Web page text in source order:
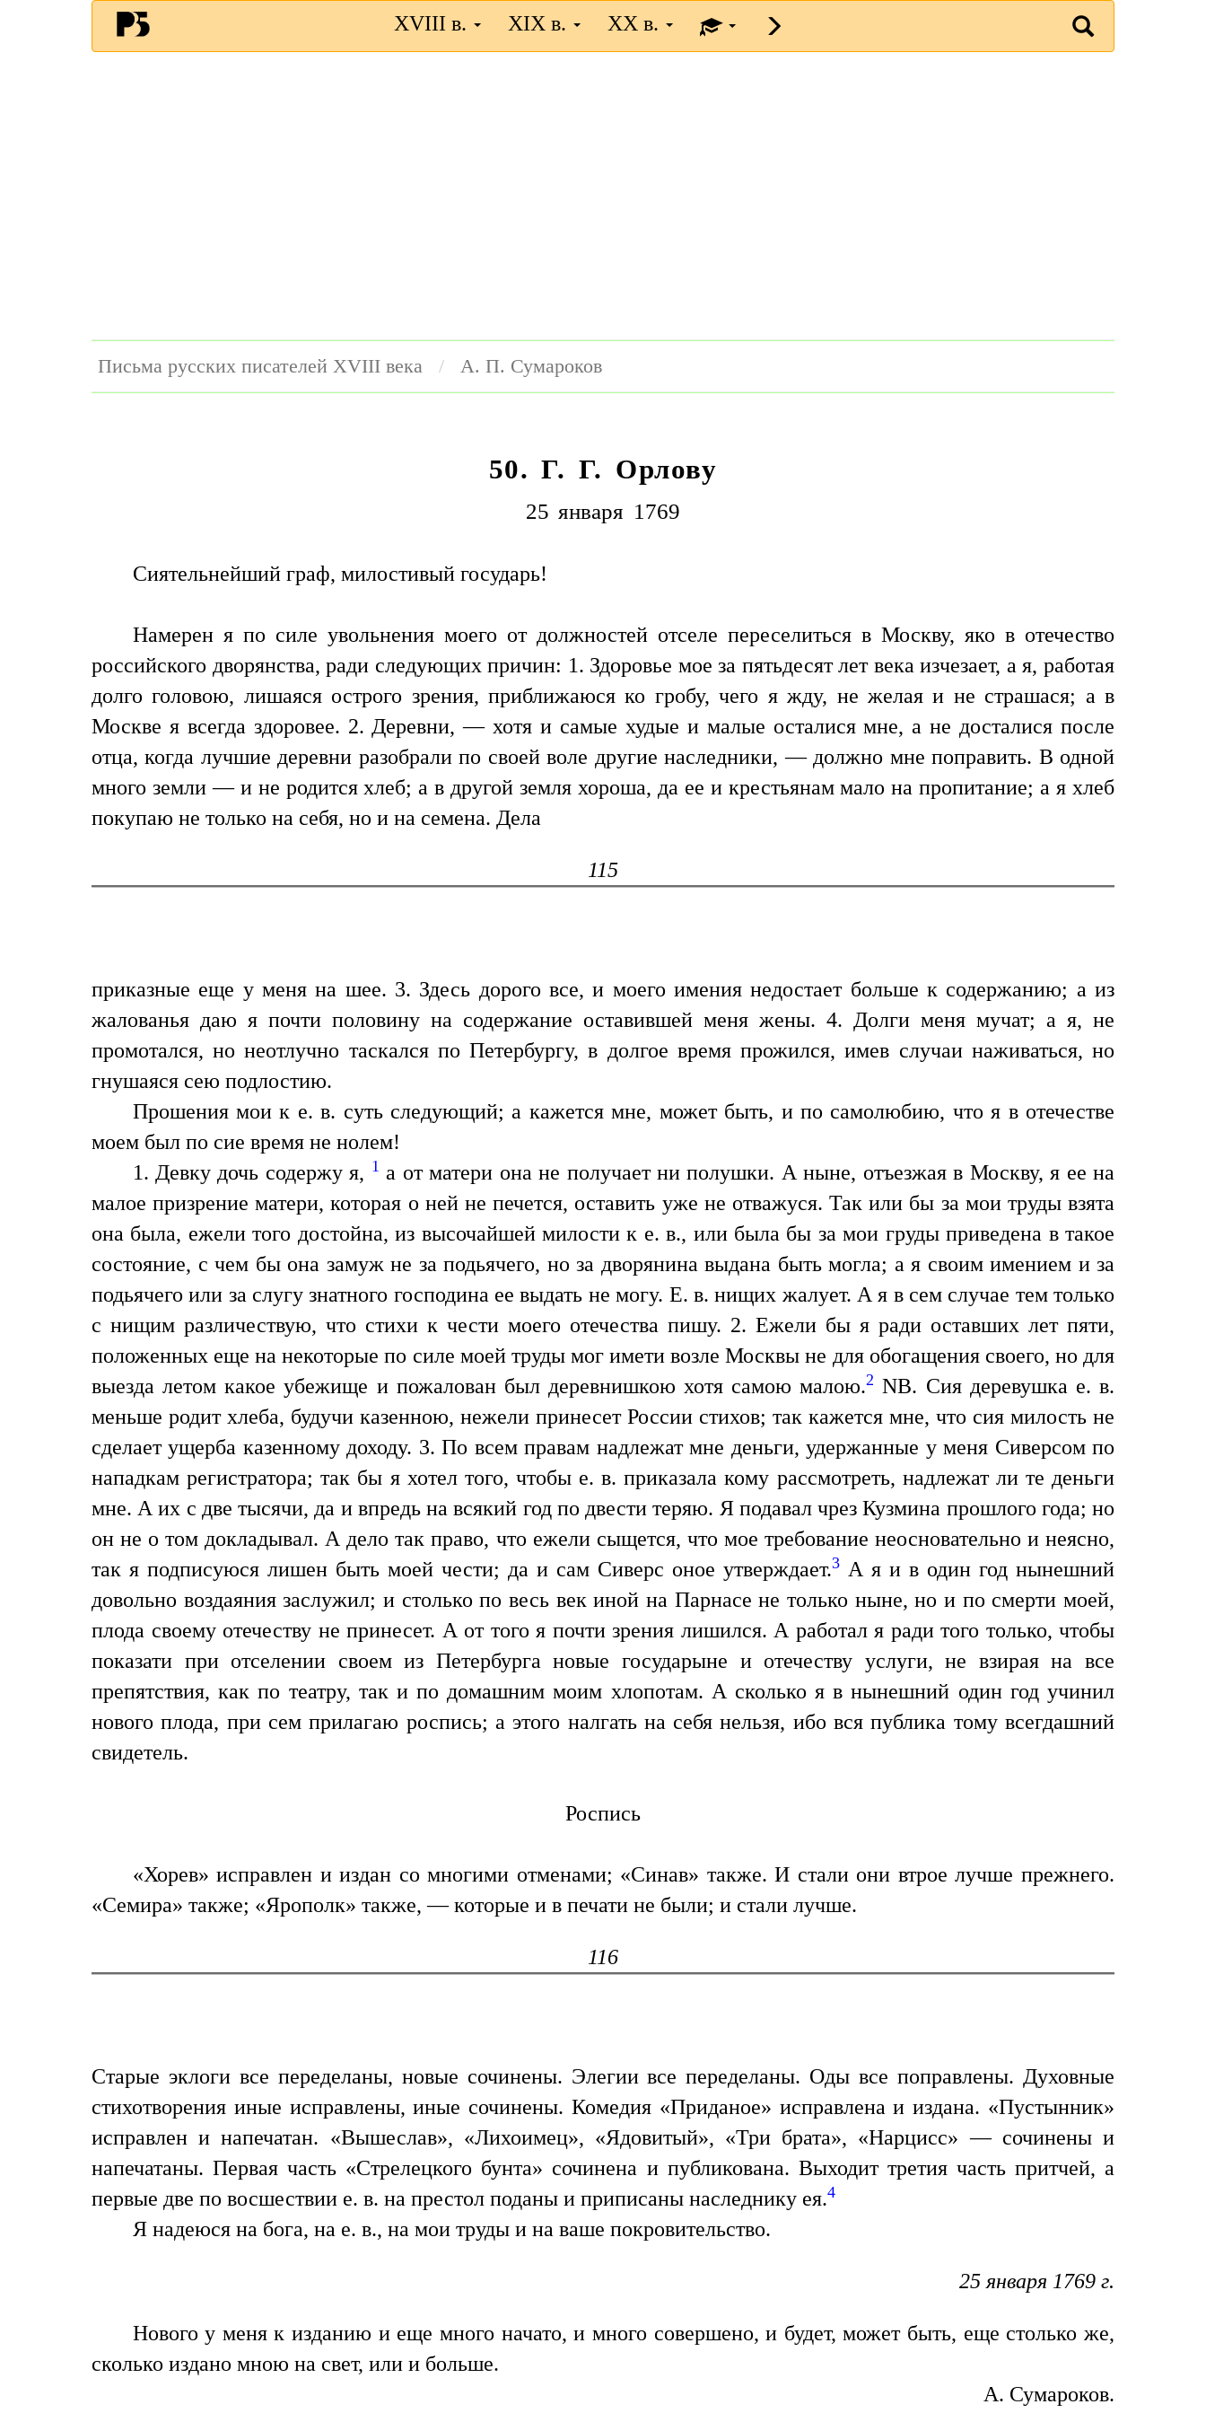
XVIII в. XIX в. XX в.
Письма русских писателей XVIII века А. П. Сумароков
50. Г. Г. Орлову
25 января 1769
Сиятельнейший граф, милостивый государь!
Намерен я по силе увольнения моего от должностей отселе переселиться в Москву, яко в отечество
российского дворянства, ради следующих причин: 1. Здоровье мое за пятьдесят лет века изчезает, а я, работая
долго головою, лишаяся острого зрения, приближаюся ко гробу, чего я жду, не желая и не страшася; а в
Москве я всегда здоровее. 2. Деревни, — хотя и самые худые и малые осталися мне, а не досталися после
отца, когда лучшие деревни разобрали по своей воле другие наследники, — должно мне поправить. В одной
много земли — и не родится хлеб; а в другой земля хороша, да ее и крестьянам мало на пропитание; а я хлеб
покупаю не только на себя, но и на семена. Дела
115
приказные еще у меня на шее. 3. Здесь дорого все, и моего имения недостает больше к содержанию; а из
жалованья даю я почти половину на содержание оставившей меня жены. 4. Долги меня мучат; а я, не
промотался, но неотлучно таскался по Петербургу, в долгое время прожился, имев случаи наживаться, но
гнушаяся сею подлостию.
Прошения мои к е. в. суть следующий; а кажется мне, может быть, и по самолюбию, что я в отечестве
моем был по сие время не нолем!
1. Девку дочь содержу я, 1 а от матери она не получает ни полушки. А ныне, отъезжая в Москву, я ее на
малое призрение матери, которая о ней не печется, оставить уже не отважуся. Так или бы за мои труды взята
она была, ежели того достойна, из высочайшей милости к е. в., или была бы за мои груды приведена в такое
состояние, с чем бы она замуж не за подьячего, но за дворянина выдана быть могла; а я своим имением и за
подьячего или за слугу знатного господина ее выдать не могу. Е. в. нищих жалует. А я в сем случае тем только
с нищим различествую, что стихи к чести моего отечества пишу. 2. Ежели бы я ради оставших лет пяти,
положенных еще на некоторые по силе моей труды мог имети возле Москвы не для обогащения своего, но для
выезда летом какое убежище и пожалован был деревнишкою хотя самою малою.2 NB. Сия деревушка е. в.
меньше родит хлеба, будучи казенною, нежели принесет России стихов; так кажется мне, что сия милость не
сделает ущерба казенному доходу. 3. По всем правам надлежат мне деньги, удержанные у меня Сиверсом по
нападкам регистратора; так бы я хотел того, чтобы е. в. приказала кому рассмотреть, надлежат ли те деньги
мне. А их с две тысячи, да и впредь на всякий год по двести теряю. Я подавал чрез Кузмина прошлого года; но
он не о том докладывал. А дело так право, что ежели сыщется, что мое требование неосновательно и неясно,
так я подписуюся лишен быть моей чести; да и сам Сиверс оное утверждает.3 А я и в один год нынешний
довольно воздаяния заслужил; и столько по весь век иной на Парнасе не только ныне, но и по смерти моей,
плода своему отечеству не принесет. А от того я почти зрения лишился. А работал я ради того только, чтобы
показати при отселении своем из Петербурга новые государыне и отечеству услуги, не взирая на все
препятствия, как по театру, так и по домашним моим хлопотам. А сколько я в нынешний один год учинил
нового плода, при сем прилагаю роспись; а этого налгать на себя нельзя, ибо вся публика тому всегдашний
свидетель.
Роспись
«Хорев» исправлен и издан со многими отменами; «Синав» также. И стали они втрое лучше прежнего.
«Семира» также; «Ярополк» также, — которые и в печати не были; и стали лучше.
116
Старые эклоги все переделаны, новые сочинены. Элегии все переделаны. Оды все поправлены. Духовные
стихотворения иные исправлены, иные сочинены. Комедия «Приданое» исправлена и издана. «Пустынник»
исправлен и напечатан. «Вышеслав», «Лихоимец», «Ядовитый», «Три брата», «Нарцисс» — сочинены и
напечатаны. Первая часть «Стрелецкого бунта» сочинена и публикована. Выходит третия часть притчей, а
первые две по восшествии е. в. на престол поданы и приписаны наследнику ея.4
Я надеюся на бога, на е. в., на мои труды и на ваше покровительство.
25 января 1769 г.
Нового у меня к изданию и еще много начато, и много совершено, и будет, может быть, еще столько же,
сколько издано мною на свет, или и больше.
А. Сумароков.